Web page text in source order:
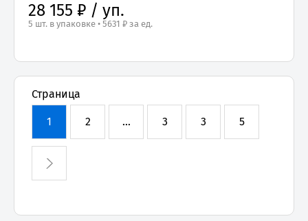
28 155 ₽ / уп.
5 шт. в упаковке • 5631 ₽ за ед.
Страница
1 2 ... 3 3 5